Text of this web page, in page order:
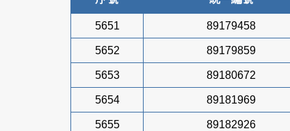
5651 89179458
5652 89179859
5653 89180672
5654 89181969
5655 89182926